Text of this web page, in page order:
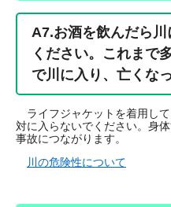
A7.お酒を飲んだら
ください。これまで
で川に入り、亡くな
ライフジャケットを着用し
対に入らないでください。身
事故につながります。
川の危険性について